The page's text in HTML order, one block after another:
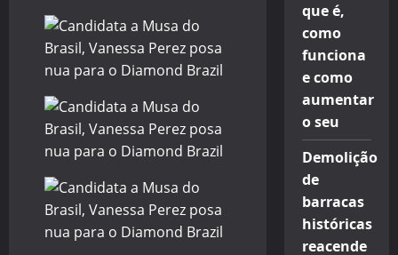
que é,
como
funciona
e como
aumentar
o seu
Demolição
de
barracas
históricas
reacende